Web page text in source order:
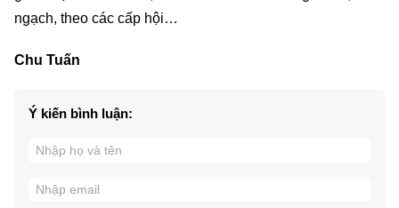
ngạch, theo các cấp hội…
Chu Tuấn
Ý kiến bình luận: